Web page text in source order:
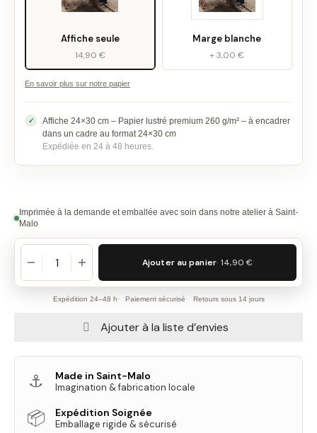
Affiche seule
14,90 €
Marge blanche
+ 3,00 €
En savoir plus sur notre papier
Affiche 24×30 cm – Papier lustré premium 260 g/m² – à encadrer
dans un cadre au format 24×30 cm
Expédiée en 24 à 48 heures.
Imprimée à la demande et emballée avec soin dans notre atelier à Saint-
Malo
Ajouter au panier· 14,90 €
Expédition 24–48 h Paiement sécurisé Retours sous 14 jours
Ajouter à la liste d’envies
⚓ Made in Saint-Malo
Imagination & fabrication locale
📦 Expédition Soignée
Emballage rigide & sécurisé